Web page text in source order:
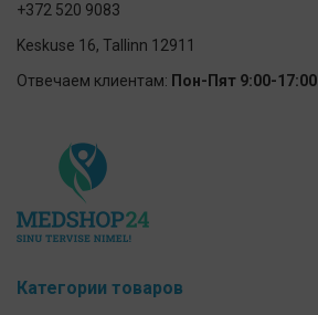
+372 520 9083
Keskuse 16, Tallinn 12911
Отвечаем клиентам: Пон-Пят 9:00-17:00
Категории товаров